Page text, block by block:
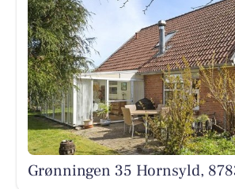
Grønningen 35 Hornsyld,